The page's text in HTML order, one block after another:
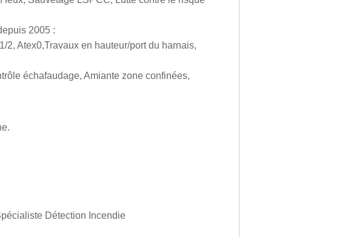
2005 :
2, Atex0,Travaux en hauteur/port du harnais,
échafaudage, Amiante zone confinées,
Détection Incendie